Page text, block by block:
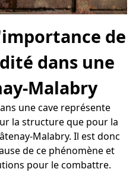
de
dans une
Malabry
une cave représente
la structure que pour la
Malabry. Il est donc
de ce phénomène et
pour le combattre.